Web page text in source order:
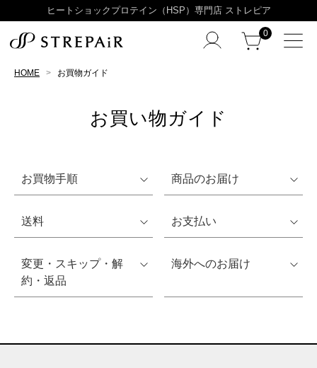
ヒートショックプロテイン（HSP）専門店 ストレピア
0
HOME お買物ガイド
お買い物ガイド
お買物手順 商品のお届け
送料 お支払い
変更・スキップ・解
約・返品
海外へのお届け